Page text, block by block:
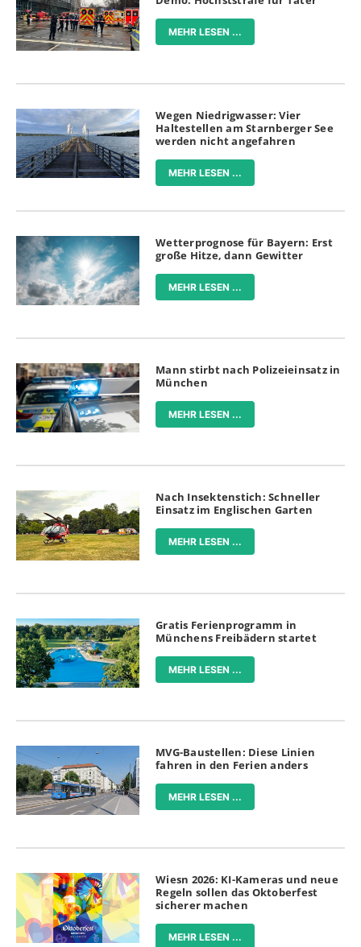
MEHR LESEN ...
Wegen Niedrigwasser: Vier
Haltestellen am Starnberger See
werden nicht angefahren
MEHR LESEN ...
Wetterprognose für Bayern: Erst
große Hitze, dann Gewitter
MEHR LESEN ...
Mann stirbt nach Polizeieinsatz in
München
MEHR LESEN ...
Nach Insektenstich: Schneller
Einsatz im Englischen Garten
MEHR LESEN ...
Gratis Ferienprogramm in
Münchens Freibädern startet
MEHR LESEN ...
MVG-Baustellen: Diese Linien
fahren in den Ferien anders
MEHR LESEN ...
Wiesn 2026: KI-Kameras und neue
Regeln sollen das Oktoberfest
sicherer machen
MEHR LESEN ...